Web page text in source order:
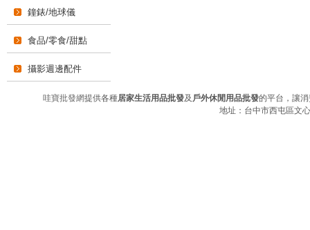
鐘錶/地球儀
食品/零食/甜點
攝影週邊配件
哇寶批發網提供各種居家生活用品批發及 戶外休閒用品批發的平台，讓
地址：台中市西屯區文